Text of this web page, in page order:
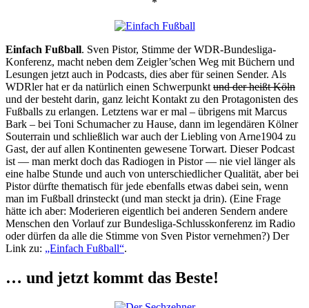
Einfach Fußball. Sven Pistor, Stimme der WDR-Bundesliga-
Konferenz, macht neben dem Zeigler’schen Weg mit Büchern und
Lesungen jetzt auch in Podcasts, dies aber für seinen Sender. Als
WDRler hat er da natürlich einen Schwerpunkt und der heißt Köln
und der besteht darin, ganz leicht Kontakt zu den Protagonisten des
Fußballs zu erlangen. Letztens war er mal – übrigens mit Marcus
Bark – bei Toni Schumacher zu Hause, dann im legendären Kölner
Souterrain und schließlich war auch der Liebling von Arne1904 zu
Gast, der auf allen Kontinenten gewesene Torwart. Dieser Podcast
ist — man merkt doch das Radiogen in Pistor — nie viel länger als
eine halbe Stunde und auch von unterschiedlicher Qualität, aber bei
Pistor dürfte thematisch für jede ebenfalls etwas dabei sein, wenn
man im Fußball drinsteckt (und man steckt ja drin). (Eine Frage
hätte ich aber: Moderieren eigentlich bei anderen Sendern andere
Menschen den Vorlauf zur Bundesliga-Schlusskonferenz im Radio
oder dürfen da alle die Stimme von Sven Pistor vernehmen?) Der
Link zu: „Einfach Fußball“.
… und jetzt kommt das Beste!